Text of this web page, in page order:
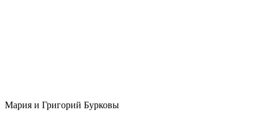
Мария и Григорий Бурковы